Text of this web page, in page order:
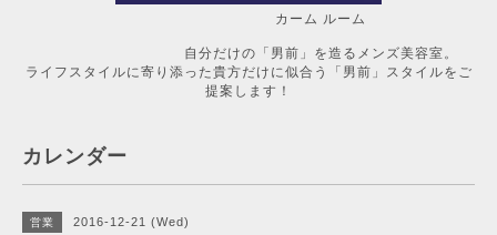
カーム ルーム
自分だけの「男前」を造るメンズ美容室。
ライフスタイルに寄り添った貴方だけに似合う「男前」スタイルをご
提案します！
カレンダー
営業 2016-12-21 (Wed)